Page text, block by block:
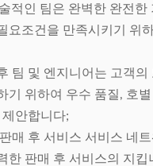
적인 팀은 완벽한 완전한
요조건을 만족시키기 위
팀 및 엔지니어는 고객의
기 위하여 우수 품질, 호
안합니다;
매 후 서비스 서비스 네
한 판매 후 서비스의 지킵